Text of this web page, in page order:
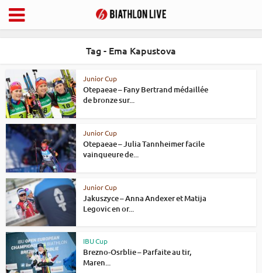
Tag - Ema Kapustova
Junior Cup
Otepaeae – Fany Bertrand médaillée
de bronze sur...
Junior Cup
Otepaeae – Julia Tannheimer facile
vainqueure de...
Junior Cup
Jakuszyce – Anna Andexer et Matija
Legovic en or...
IBU Cup
Brezno-Osrblie – Parfaite au tir,
Maren...